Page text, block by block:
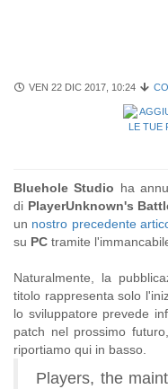
VEN 22 DIC 2017, 10:24
Bluehole Studio ha
di PlayerUnknown's
un nostro precedente
su PC tramite
Naturalmente, la
titolo rappresenta solo
lo sviluppatore prevede
patch nel prossimo
riportiamo qui in basso.
Players, the